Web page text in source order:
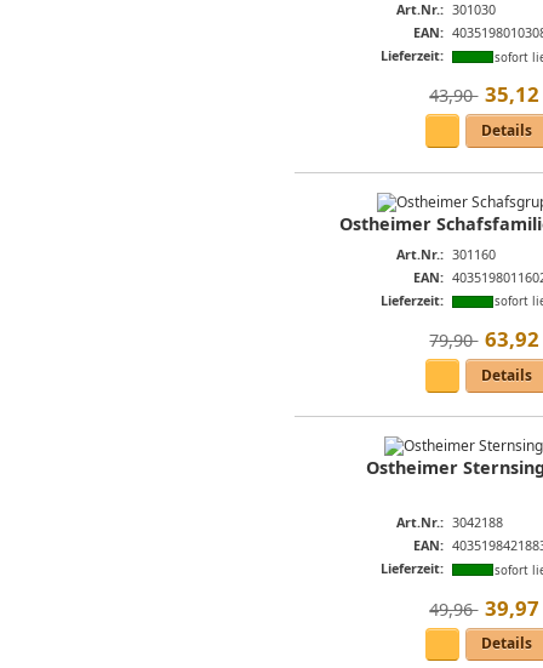
Art.Nr.: 301030
EAN:
Lieferzeit:
sofort
43,90  35,12
Details
Ostheimer
Art.Nr.: 301160
EAN:
Lieferzeit:
sofort
79,90  63,92
Details
Ostheimer
Art.Nr.: 3042188
EAN:
Lieferzeit:
sofort
49,96  39,97
Details